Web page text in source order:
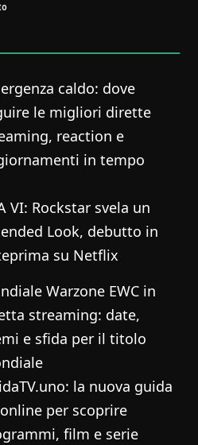
caldo: dove
le migliori dirette
reaction e
in tempo
VI: Rockstar svela un
Look, debutto in
su Netflix
Warzone EWC in
streaming: date,
e sfida per il titolo
la nuova guida
per scoprire
film e serie